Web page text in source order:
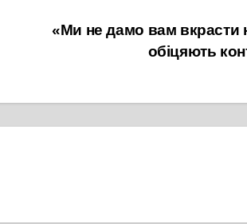
«Ми не дамо вам вкрасти
обіцяють